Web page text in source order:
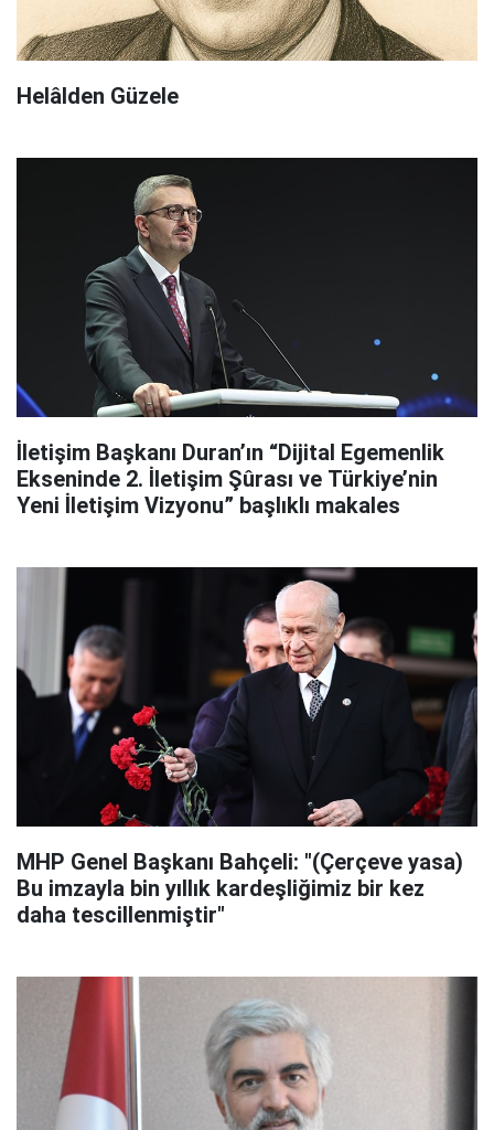
Helâlden Güzele
İletişim Başkanı Duran’ın “Dijital Egemenlik
Ekseninde 2. İletişim Şûrası ve Türkiye’nin
Yeni İletişim Vizyonu” başlıklı makales
MHP Genel Başkanı Bahçeli: "(Çerçeve yasa)
Bu imzayla bin yıllık kardeşliğimiz bir kez
daha tescillenmiştir"